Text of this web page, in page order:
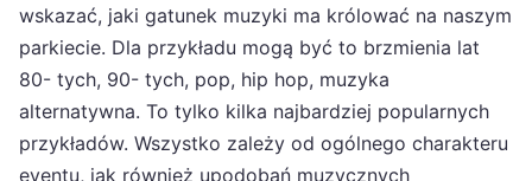
wskazać, jaki gatunek muzyki ma królować na naszym
parkiecie. Dla przykładu mogą być to brzmienia lat
80- tych, 90- tych, pop, hip hop, muzyka
alternatywna. To tylko kilka najbardziej popularnych
przykładów. Wszystko zależy od ogólnego charakteru
eventu, jak również upodobań muzycznych